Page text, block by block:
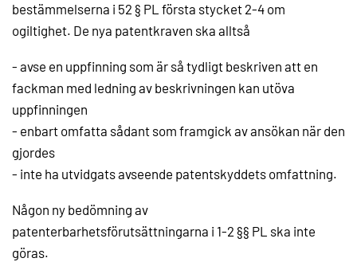
bestämmelserna i 52 § PL första stycket 2-4 om
ogiltighet. De nya patentkraven ska alltså
- avse en uppfinning som är så tydligt beskriven att en
fackman med ledning av beskrivningen kan utöva
uppfinningen
- enbart omfatta sådant som framgick av ansökan när den
gjordes
- inte ha utvidgats avseende patentskyddets omfattning.
Någon ny bedömning av
patenterbarhetsförutsättningarna i 1-2 §§ PL ska inte
göras.